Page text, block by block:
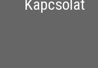
Kapcsolat